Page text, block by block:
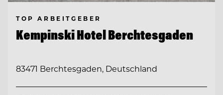
TOP ARBEITGEBER
Kempinski Hotel Berchtesgaden
83471 Berchtesgaden, Deutschland